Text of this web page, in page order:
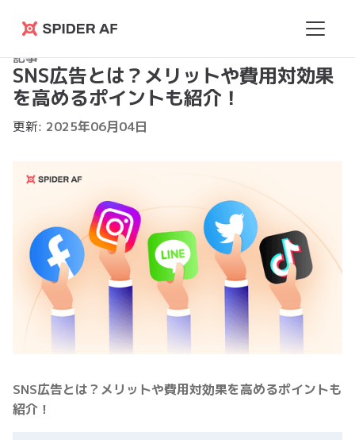
Spider
AF
記事
SNS広告とは？メリットや費用対効果
を高めるポイントも紹介！
更新: 2025年06月04日
SNS広告とは？メリットや費用対効果を高めるポイントも
紹介！